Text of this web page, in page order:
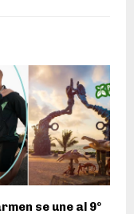
se une al 9º